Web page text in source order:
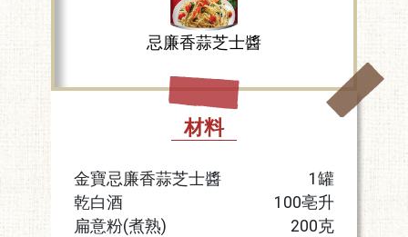
忌廉香蒜芝士醬
材料
金寶忌廉香蒜芝士醬
1罐
乾白酒
100亳升
扁意粉(煮熟)
200克